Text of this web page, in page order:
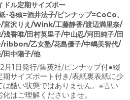
ドル定期サイズポー
･巻頭=酒井法子/ピンナップ=CoCo、
/宮沢りえ/Wink/工藤静香/渡辺満里奈/
浅香唯/田村英里子/中山忍/河田純子/田
/ribbon/乙女塾/花島優子/中嶋美智代/
田中陽子/他
月1日発行/集英社/ピンナップ付●綴
期サイズポート付き/表紙裏表紙に少
は酷い状態ではありません。※古い
はご理解くださいませ。